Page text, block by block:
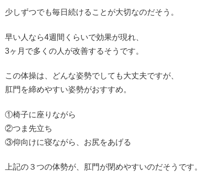
少しずつでも毎日続けることが大切なのだそう。
早い人なら4週間くらいで効果が現れ、
3ヶ月で多くの人が改善するそうです。
この体操は、どんな姿勢でしても大丈夫ですが、
肛門を締めやすい姿勢がおすすめ。
①椅子に座りながら
②つま先立ち
③仰向けに寝ながら、お尻をあげる
上記の３つの体勢が、肛門が閉めやすいのだそうです。